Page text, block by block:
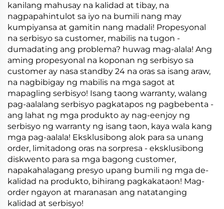
kanilang mahusay na kalidad at tibay, na
nagpapahintulot sa iyo na bumili nang may
kumpiyansa at gamitin nang madali! Propesyonal
na serbisyo sa customer, mabilis na tugon -
dumadating ang problema? huwag mag-alala! Ang
aming propesyonal na koponan ng serbisyo sa
customer ay nasa standby 24 na oras sa isang araw,
na nagbibigay ng mabilis na mga sagot at
mapagling serbisyo! Isang taong warranty, walang
pag-aalalang serbisyo pagkatapos ng pagbebenta -
ang lahat ng mga produkto ay nag-eenjoy ng
serbisyo ng warranty ng isang taon, kaya wala kang
mga pag-aalala! Eksklusibong alok para sa unang
order, limitadong oras na sorpresa - eksklusibong
diskwento para sa mga bagong customer,
napakahalagang presyo upang bumili ng mga de-
kalidad na produkto, bihirang pagkakataon! Mag-
order ngayon at maranasan ang natatanging
kalidad at serbisyo!